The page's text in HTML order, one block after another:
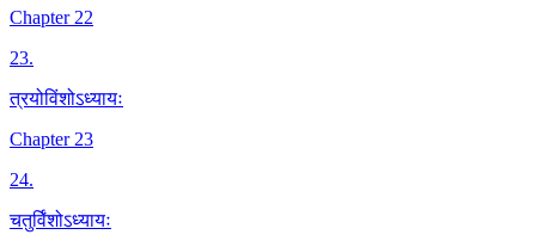
Chapter 22
23.
त्रयोविंशोऽध्यायः
Chapter 23
24.
चतुर्विंशोऽध्यायः